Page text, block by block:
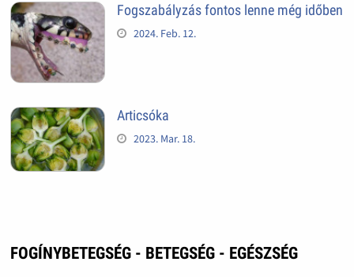
Fogszabályzás fontos lenne még időben
2024. Feb. 12.
Articsóka
2023. Mar. 18.
FOGÍNYBETEGSÉG - BETEGSÉG - EGÉSZSÉG